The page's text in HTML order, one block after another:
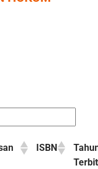
ISBN
Terbit